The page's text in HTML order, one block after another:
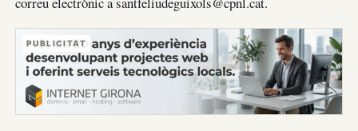
PUBLICITAT